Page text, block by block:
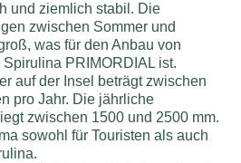
und ziemlich stabil. Die
zwischen Sommer und
was für den Anbau von
PRIMORDIAL ist.
auf der Insel beträgt zwischen
pro Jahr. Die jährliche
zwischen 1500 und 2500 mm.
sowohl für Touristen als auch